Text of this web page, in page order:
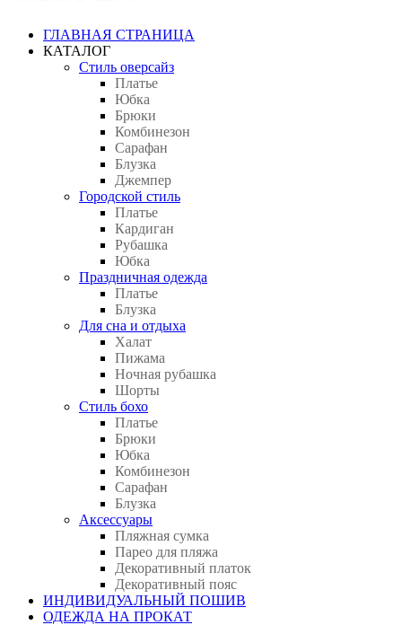
ГЛАВНАЯ СТРАНИЦА
КАТАЛОГ
Стиль оверсайз
Платье
Юбка
Брюки
Комбинезон
Сарафан
Блузка
Джемпер
Городской стиль
Платье
Кардиган
Рубашка
Юбка
Праздничная одежда
Платье
Блузка
Для сна и отдыха
Халат
Пижама
Ночная рубашка
Шорты
Стиль бохо
Платье
Брюки
Юбка
Комбинезон
Сарафан
Блузка
Аксессуары
Пляжная сумка
Парео для пляжа
Декоративный платок
Декоративный пояс
ИНДИВИДУАЛЬНЫЙ ПОШИВ
ОДЕЖДА НА ПРОКАТ